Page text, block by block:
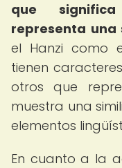
que
representa una
el Hanzi como
tienen
otros que
muestra una
elementos
En cuanto a la